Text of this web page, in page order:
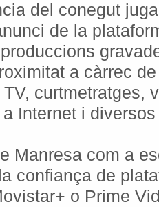
del conegut
de la
a càrrec
curtmetratges,
Internet i
Manresa com a
confiança de
o Prime